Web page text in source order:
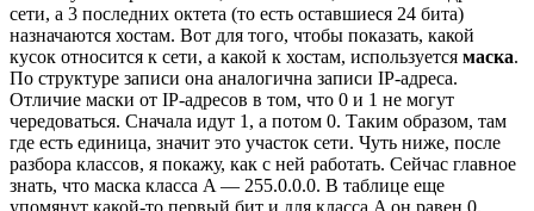
сети, а 3 последних октета (то есть оставшиеся 24 бита)
назначаются хостам. Вот для того, чтобы показать, какой
кусок относится к сети, а какой к хостам, используется маска.
По структуре записи она аналогична записи IP-адреса.
Отличие маски от IP-адресов в том, что 0 и 1 не могут
чередоваться. Сначала идут 1, а потом 0. Таким образом, там
где есть единица, значит это участок сети. Чуть ниже, после
разбора классов, я покажу, как с ней работать. Сейчас главное
знать, что маска класса A — 255.0.0.0. В таблице еще
упомянут какой-то первый бит и для класса A он равен 0.